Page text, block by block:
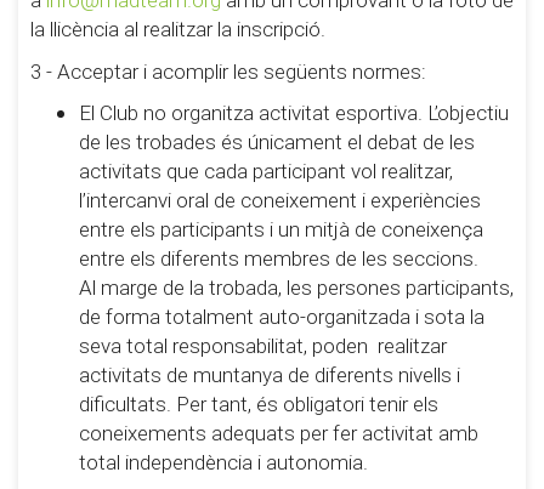
la llicència al realitzar la inscripció.
3 - Acceptar i acomplir les següents normes:
El Club no organitza activitat esportiva. L’objectiu
de les trobades és únicament el debat de les
activitats que cada participant vol realitzar,
l’intercanvi oral de coneixement i experiències
entre els participants i un mitjà de coneixença
entre els diferents membres de les seccions.
Al marge de la trobada, les persones participants,
de forma totalment auto-organitzada i sota la
seva total responsabilitat, poden realitzar
activitats de muntanya de diferents nivells i
dificultats. Per tant, és obligatori tenir els
coneixements adequats per fer activitat amb
total independència i autonomia.